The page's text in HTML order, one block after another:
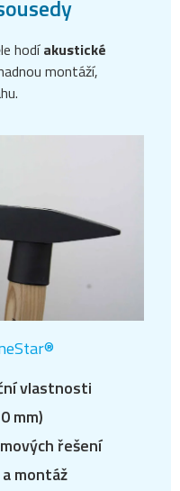
hodíakustické
montáží,
vlastnosti
mm)
řešení
montáž